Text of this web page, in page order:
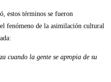
estos términos se fueron
fenómeno de la asimilación cultural
cuando la gente se apropia de su